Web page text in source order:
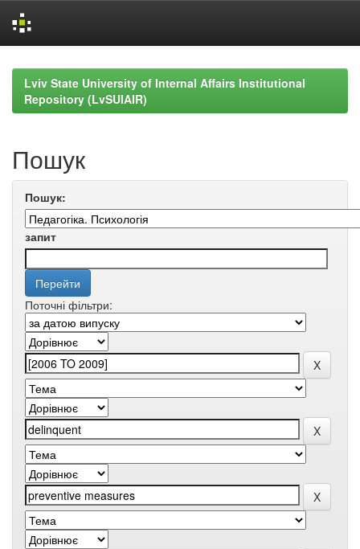
navigationLviv State University of Internal Affairs Institutional
Repository (LvSUIAIR)
Пошук
Пошук:
запит
Поточні фільтри: